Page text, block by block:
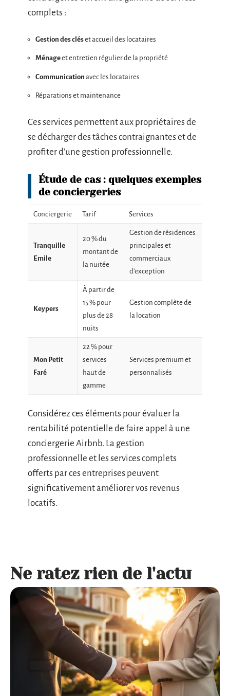
complets :
Gestion des cléset accueil des locataires
Ménageet entretien régulier de la propriété
Communication avec les locataires
Réparations et maintenance
Ces services permettent aux propriétaires de
se décharger des tâches contraignantes et de
profiter d’une gestion professionnelle.
Étude de cas : quelques exemples
de conciergeries
Conciergerie Tarif Services
Tranquille
Emile
20 % du
montant de
la nuitée
Gestion de résidences
principales et
commerciaux
d’exception
Keypers
À partir de
15 % pour
plus de 28
nuits
Gestion complète de
la location
Mon Petit
Faré
22 % pour
services
haut de
gamme
Services premium et
personnalisés
Considérez ces éléments pour évaluer la
rentabilité potentielle de faire appel à une
conciergerie Airbnb. La gestion
professionnelle et les services complets
offerts par ces entreprises peuvent
significativement améliorer vos revenus
locatifs.
Ne ratez rien de l'actu